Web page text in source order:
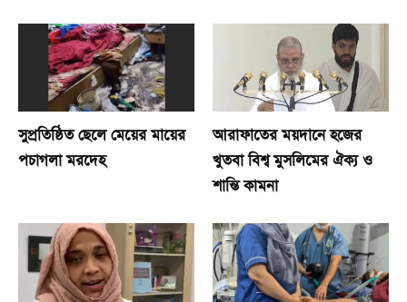
সুপ্রতিষ্ঠিত ছেলে মেয়ের মায়ের
পচাগলা মরদেহ
আরাফাতের ময়দানে হজের
খুতবা বিশ্ব মুসলিমের ঐক্য ও
শান্তি কামনা